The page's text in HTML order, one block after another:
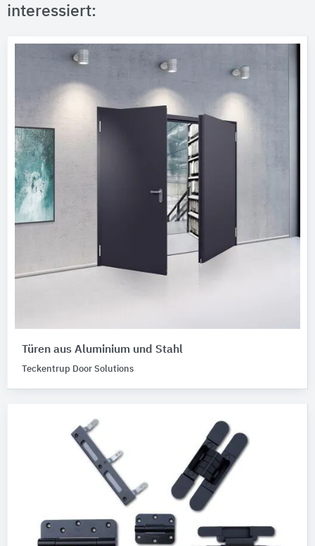
interessiert:
Türen aus Aluminium und Stahl
Teckentrup Door Solutions